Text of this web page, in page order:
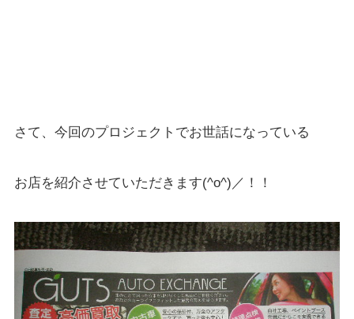
さて、今回のプロジェクトでお世話になっている
お店を紹介させていただきます(^o^)／！！